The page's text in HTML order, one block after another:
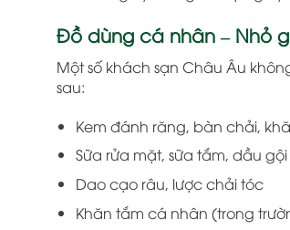
Đồ dùng cá nhân – Nhỏ
Một số khách sạn Châu Âu
sau:
Kem đánh răng, bàn chải,
Sữa rửa mặt, sữa tắm, dầu gội
Dao cạo râu, lược chải tóc
Khăn tắm cá nhân (trong